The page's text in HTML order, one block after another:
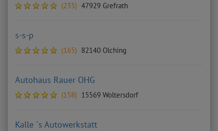
(235) 47929 Grefrath
s-s-p
(165) 82140 Olching
Autohaus Rauer OHG
(158) 15569 Woltersdorf
Kalle ´s Autowerkstatt